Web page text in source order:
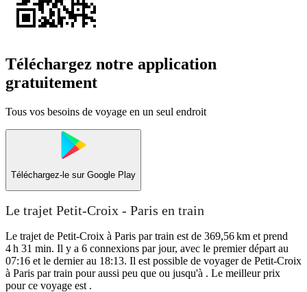
Téléchargez notre application
gratuitement
Tous vos besoins de voyage en un seul endroit
Téléchargez-le sur Google Play
Le trajet Petit-Croix - Paris en train
Le trajet de Petit-Croix à Paris par train est de 369,56 km et prend
4 h 31 min. Il y a 6 connexions par jour, avec le premier départ au
07:16 et le dernier au 18:13. Il est possible de voyager de Petit-Croix
à Paris par train pour aussi peu que ou jusqu'à . Le meilleur prix
pour ce voyage est .